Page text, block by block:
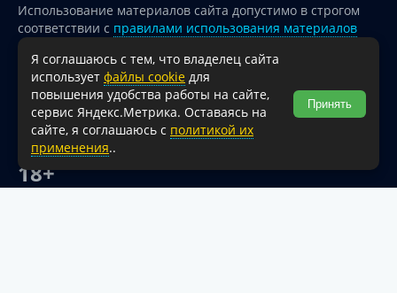
Использование материалов сайта допустимо в строгом
соответствии с правилами использования материалов
опубликованных на сайте
При перепечатке и использовании информации ссылка
на источник обязательна.
Для сайтов и страниц сети Интернет обязательна
активная гиперссылка на официальный интернет-портал
администрации Туапсинского муниципального округа.
18+
Я соглашаюсь с тем, что владелец сайта
использует файлы cookie для
повышения удобства работы на сайте,
сервис Яндекс.Метрика. Оставаясь на
сайте, я соглашаюсь с политикой их
применения..
Принять